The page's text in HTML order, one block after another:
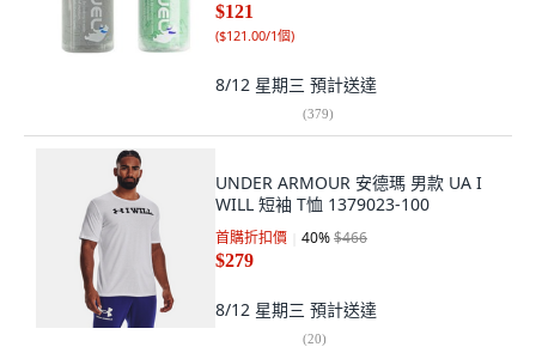
$121
($121.00/1個)
8/12 星期三 預計送達
(379)
UNDER ARMOUR 安德瑪 男款 UA I
WILL 短袖 T恤 1379023-100
首購折扣價 40%$466
$279
8/12 星期三 預計送達
(20)